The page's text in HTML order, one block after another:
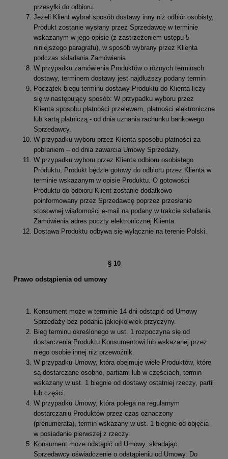
przesyłki do odbioru.
Jeżeli Klient wybrał sposób dostawy inny niż odbiór osobisty,
Produkt zostanie wysłany przez Sprzedawcę w terminie
wskazanym w jego opisie (z zastrzeżeniem ustępu 5
niniejszego paragrafu), w sposób wybrany przez Klienta
podczas składania Zamówienia
W przypadku zamówienia Produktów o różnych terminach
dostawy, terminem dostawy jest najdłuższy podany termin
Początek biegu terminu dostawy Produktu do Klienta liczy
się w następujący sposób: W przypadku wyboru przez
Klienta sposobu płatności przelewem, płatności elektroniczne
lub kartą płatniczą - od dnia uznania rachunku bankowego
Sprzedawcy.
W przypadku wyboru przez Klienta sposobu płatności za
pobraniem – od dnia zawarcia Umowy Sprzedaży,
W przypadku wyboru przez Klienta odbioru osobistego
Produktu, Produkt będzie gotowy do odbioru przez Klienta w
terminie wskazanym w opisie Produktu. O gotowości
Produktu do odbioru Klient zostanie dodatkowo
poinformowany przez Sprzedawcę poprzez przesłanie
stosownej wiadomości e-mail na podany w trakcie składania
Zamówienia adres poczty elektronicznej Klienta.
Dostawa Produktu odbywa się wyłącznie na terenie Polski.
§ 10
Prawo odstąpienia od umowy
Konsument może w terminie 14 dni odstąpić od Umowy
Sprzedaży bez podania jakiejkolwiek przyczyny.
Bieg terminu określonego w ust. 1 rozpoczyna się od
dostarczenia Produktu Konsumentowi lub wskazanej przez
niego osobie innej niż przewoźnik.
W przypadku Umowy, która obejmuje wiele Produktów, które
są dostarczane osobno, partiami lub w częściach, termin
wskazany w ust. 1 biegnie od dostawy ostatniej rzeczy, partii
lub części.
W przypadku Umowy, która polega na regularnym
dostarczaniu Produktów przez czas oznaczony
(prenumerata), termin wskazany w ust. 1 biegnie od objęcia
w posiadanie pierwszej z rzeczy.
Konsument może odstąpić od Umowy, składając
Sprzedawcy oświadczenie o odstąpieniu od Umowy. Do